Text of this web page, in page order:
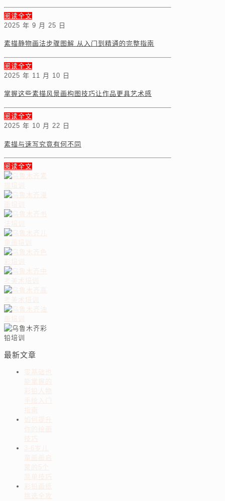
阅读全文
2025 年 9 月 25 日
素描静物画法步骤图解 从入门到精通的完整指南
阅读全文
2025 年 11 月 10 日
掌握这些素描风景画构图技巧让作品更具艺术感
阅读全文
2025 年 10 月 22 日
素描与速写究竟有何不同
阅读全文
最新文章
零基础也
能掌握的
彩铅人物
手绘入门
指南
如何提升
你的绘画
技巧
3-6岁儿
童画画启
蒙的5个
简单技巧
彩铅画纸
挑选全攻